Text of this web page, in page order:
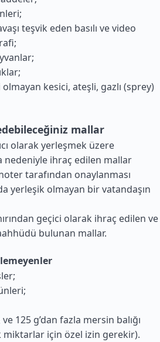
teşvik eden basılı ve video
olmayan kesici, ateşli, gazlı (sprey)
mallar
olarak yerleşmek üzere
nedeniyle ihraç edilen mallar
tarafından onaylanması
yerleşik olmayan bir vatandaşın
geçici olarak ihraç edilen ve
bulunan mallar.
125 g’dan fazla mersin balığı
miktarlar için özel izin gerekir).